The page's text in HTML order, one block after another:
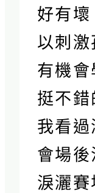
好有
以刺
有機
挺不
我看
會場
淚灑賽